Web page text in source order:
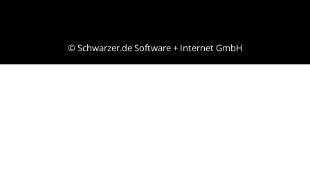
©Schwarzer.de Software + Internet GmbH